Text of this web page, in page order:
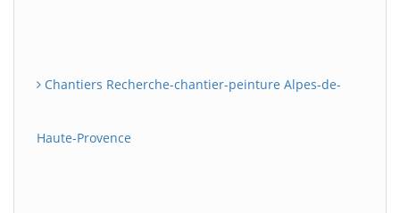
Chantiers Recherche-chantier-peinture Alpes-de-
Haute-Provence